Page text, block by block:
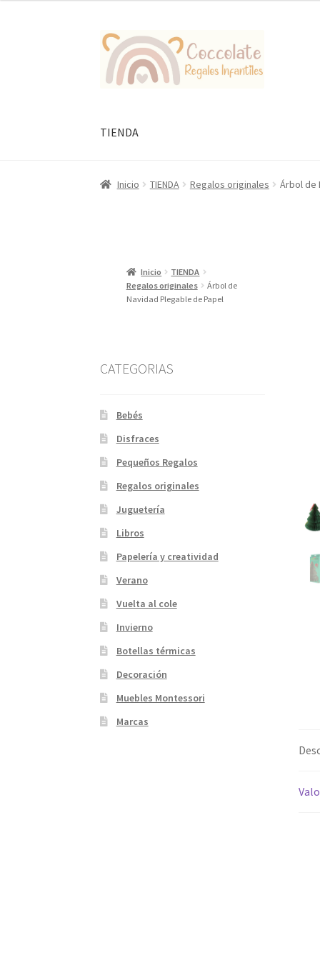
Ir
la
Ir
al
contenido
TIENDA
Inicio TIENDA Regalos originales Árbol de
Inicio
TIENDA
Regalos originales
Árbol de
Navidad Plegable de Papel
CATEGORIAS
Bebés
Disfraces
Pequeños Regalos
Regalos originales
Juguetería
Libros
Papelería y creatividad
Verano
Vuelta al cole
Invierno
Botellas térmicas
Decoración
Muebles Montessori
Marcas
9,95 €. 5,00 €.